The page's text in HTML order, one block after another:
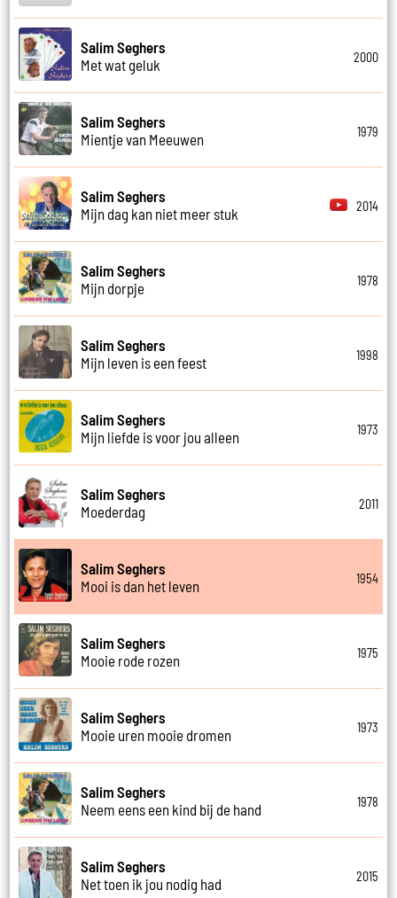
Salim Seghers
Met wat geluk
2000
Salim Seghers
Mientje van Meeuwen
1979
Salim Seghers
Mijn dag kan niet meer stuk
2014
Salim Seghers
Mijn dorpje
1978
Salim Seghers
Mijn leven is een feest
1998
Salim Seghers
Mijn liefde is voor jou alleen
1973
Salim Seghers
Moederdag
2011
Salim Seghers
Mooi is dan het leven
1954
Salim Seghers
Mooie rode rozen
1975
Salim Seghers
Mooie uren mooie dromen
1973
Salim Seghers
Neem eens een kind bij de hand
1978
Salim Seghers
Net toen ik jou nodig had
2015